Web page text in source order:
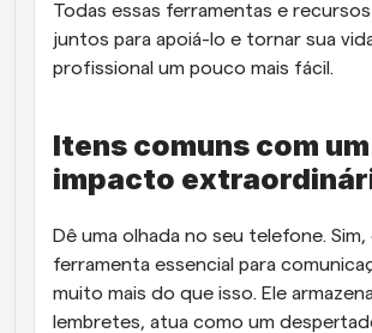
Webhooks
Receba notificações quando algo
Todas essas ferramentas e
juntos para apoiá-lo e tornar sua
profissional um pouco mais fácil.
Itens comuns com um
impacto
Dê uma olhada no seu telefone. Sim,
ferramenta essencial para
muito mais do que isso. Ele
lembretes, atua como um